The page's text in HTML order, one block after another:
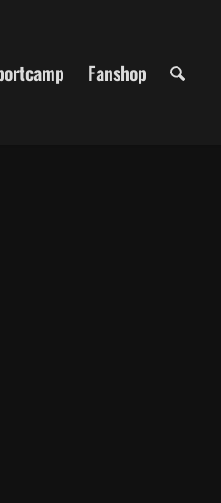
Fanshop